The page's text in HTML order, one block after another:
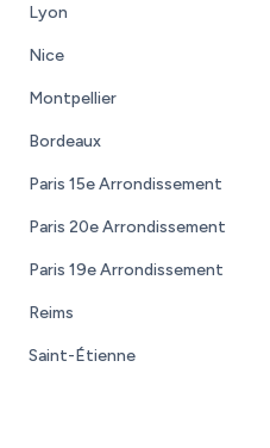
Lyon
Nice
Montpellier
Bordeaux
Paris 15e Arrondissement
Paris 20e Arrondissement
Paris 19e Arrondissement
Reims
Saint-Étienne